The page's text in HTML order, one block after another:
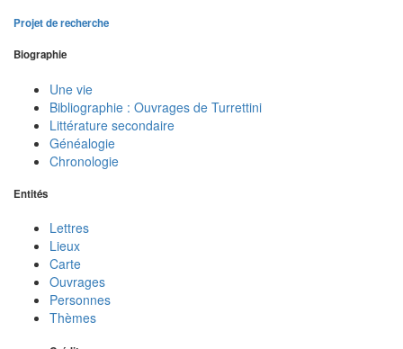
Projet de recherche
Biographie
Une vie
Bibliographie : Ouvrages de Turrettini
Littérature secondaire
Généalogie
Chronologie
Entités
Lettres
Lieux
Carte
Ouvrages
Personnes
Thèmes